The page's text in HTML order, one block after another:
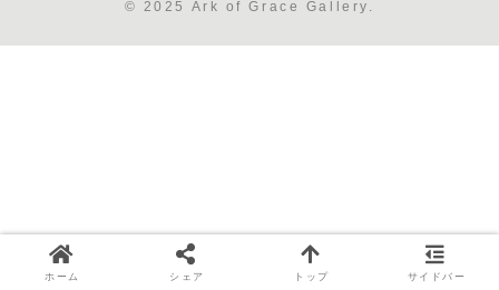
© 2025 Ark of Grace Gallery.
ホーム シェア トップ サイドバー